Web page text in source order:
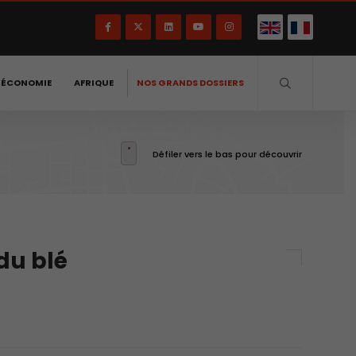
AFRIQUE NOS GRANDS DOSSIERS
Défiler vers le bas pour découvrir
blé